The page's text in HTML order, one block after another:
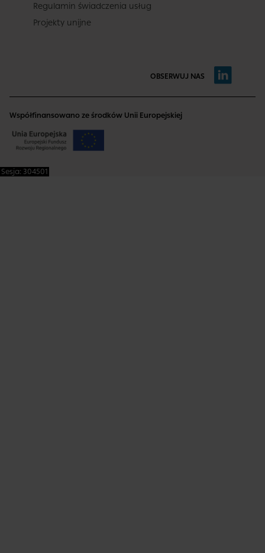
Sesja: 304501
Regulamin świadczenia usług
Projekty unijne
OBSERWUJ NAS
Współfinansowano ze środków Unii Europejskiej